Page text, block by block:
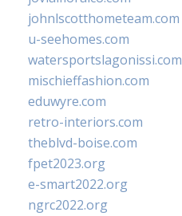
johnlscotthometeam.com
u-seehomes.com
watersportslagonissi.com
mischieffashion.com
eduwyre.com
retro-interiors.com
theblvd-boise.com
fpet2023.org
e-smart2022.org
ngrc2022.org